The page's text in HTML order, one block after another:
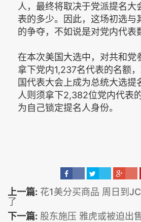
人，最终将取决于党派提名大
表的多少。因此，这场初选与
的争夺，不如说是对党内代表
在本次美国大选中，对共和党
拿下党内1,237名代表的名额
国代表大会上成为总统大选提
人则须拿下2,382位党内代表
为自己锁定提名人身份。
上一篇: 花1美分买商品 周日到
了
下一篇: 股东施压 雅虎或被迫出